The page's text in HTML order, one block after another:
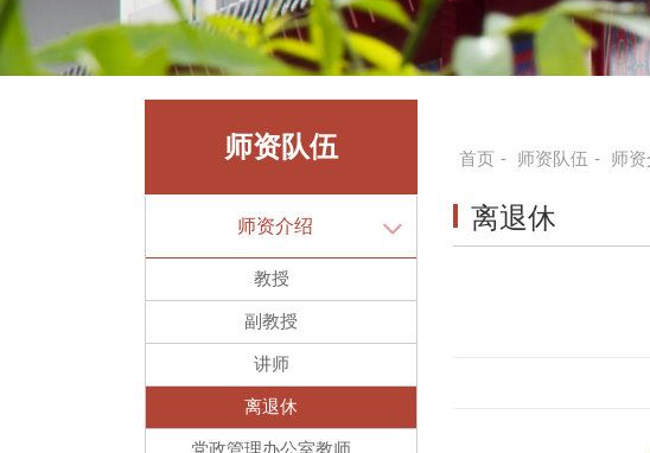
师资队伍
师资介绍
教授
副教授
讲师
离退休
党政管理办公室教师
首页 - 师资队伍 - 师
离退休